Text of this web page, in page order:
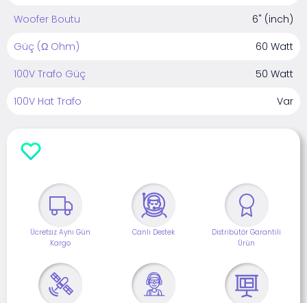
Woofer Boutu
6" (inch)
Güç (Ω Ohm)
60 Watt
100V Trafo Güç
50 Watt
100V Hat Trafo
Var
Ücretsiz Aynı Gün
Kargo
Canlı Destek
Distribütör Garantili
Ürün